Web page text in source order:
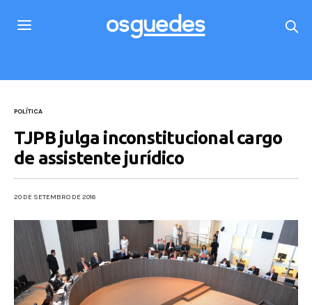
POLÍTICA
TJPB julga inconstitucional cargo
de assistente jurídico
20 DE SETEMBRO DE 2016